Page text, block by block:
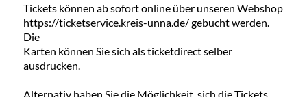
Tickets können ab sofort online über unseren Webshop
https://ticketservice.kreis-unna.de/ gebucht werden.
Die
Karten können Sie sich als ticketdirect selber
ausdrucken.
Alternativ haben Sie die Möglichkeit, sich die Tickets